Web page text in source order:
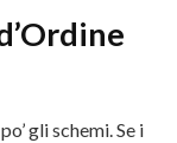
gli schemi. Se i